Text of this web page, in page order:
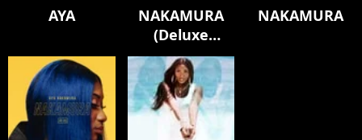
AYA
NAKAMURA
(Deluxe
Edition)
NAKAMURA